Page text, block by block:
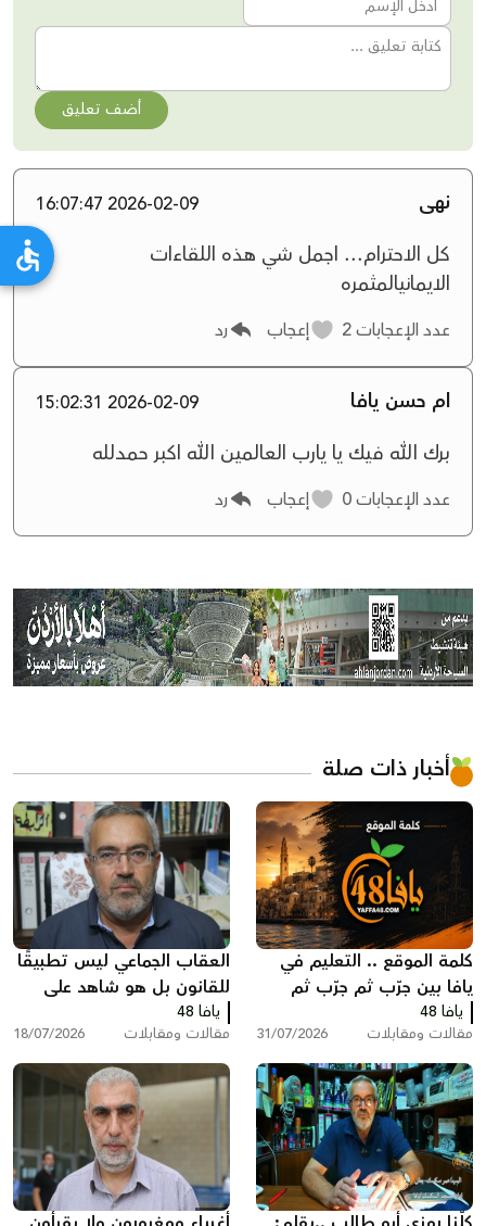
أضف تعليق
نهى 2026-02-09 16:07:47
كل الاحترام... اجمل شي هذه اللقاءات
الايمانيالمثمره
عدد الإعجابات إعجاب رد
ام حسن يافا 2026-02-09 15:02:31
برك الله فيك يا يارب العالمين الله اكبر حمدلله
عدد الإعجابات إعجاب رد
أخبار ذات صلة
كلمة الموقع .. التعليم في
يافا بين جرّب ثم جرّب ثم
انظر ماذا سيحدث!
يافا 48
مقالات ومقابلات 31/07/2026
العقاب الجماعي ليس تطبيقًا
للقانون بل هو شاهد على
تخبط المؤسسه الرسمية
بقلم : عمر سكسك
يافا 48
مقالات ومقابلات 18/07/2026